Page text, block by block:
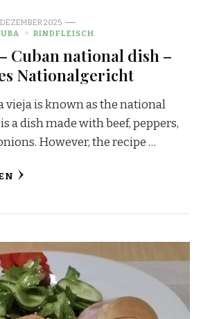
DEZEMBER 2025
RINDFLEISCH
Cuban national dish –
Nationalgericht
vieja is known as the national
a dish made with beef, peppers,
However, the recipe …